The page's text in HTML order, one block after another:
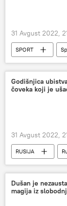
31 Avgust 2022,
SPORT
FK Partizan
Godišnjica
čoveka koji je
31 Avgust 2022,
RUSIJA
DNR
LNR
Dušan je
magija iz